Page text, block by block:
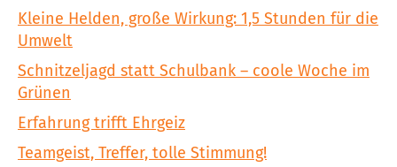
Kleine Helden, große Wirkung: 1,5 Stunden für die
Umwelt
Schnitzeljagd statt Schulbank – coole Woche im
Grünen
Erfahrung trifft Ehrgeiz
Teamgeist, Treffer, tolle Stimmung!